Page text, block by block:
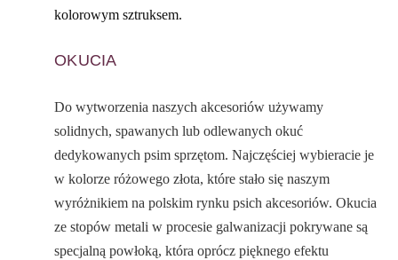
kolorowym sztruksem.
OKUCIA
Do wytworzenia naszych akcesoriów używamy
solidnych, spawanych lub odlewanych okuć
dedykowanych psim sprzętom. Najczęściej wybieracie je
w kolorze różowego złota, które stało się naszym
wyróżnikiem na polskim rynku psich akcesoriów. Okucia
ze stopów metali w procesie galwanizacji pokrywane są
specjalną powłoką, która oprócz pięknego efektu